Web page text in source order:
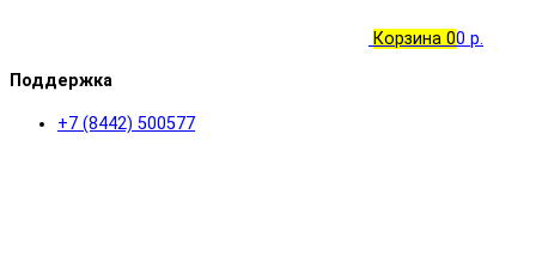
Корзина 00 р.
Поддержка
+7 (8442) 500577